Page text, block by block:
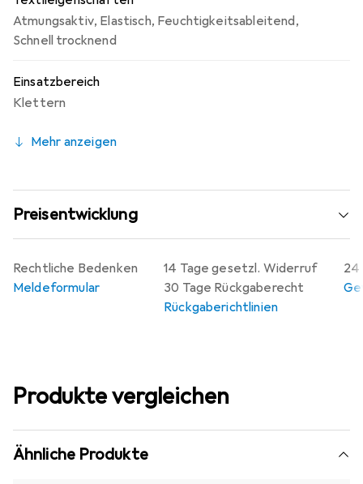
Atmungsaktiv, Elastisch, Feuchtigkeitsableitend,
Schnell trocknend
Einsatzbereich
Klettern
Mehr anzeigen
Preisentwicklung
14 Tage gesetzl. Widerruf
30 Tage Rückgaberecht
Rückgaberichtlinien
24
Rechtliche Bedenken
Meldeformular
Produkte vergleichen
Ähnliche Produkte